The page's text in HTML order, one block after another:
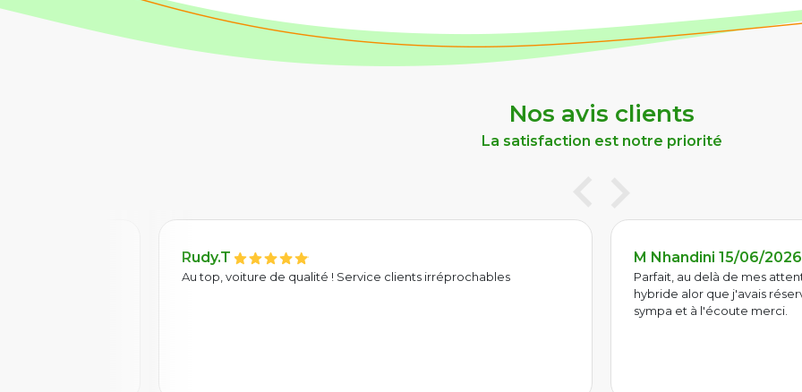
Nos avis clients
La satisfaction est notre priorité
M Nhandini 15/06/2026
Parfait, au delà de mes attentes : voiture neuve d'à peine 4 mois et
MD Thibaud
Parfait, véhicule 9
propre quasi neuf,
tout c'est bien